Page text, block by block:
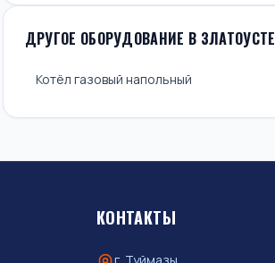
ДРУГОЕ ОБОРУДОВАНИЕ В ЗЛАТОУСТЕ
Котёл газовый напольный
КОНТАКТЫ